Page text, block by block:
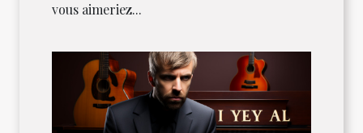
vous aimeriez...